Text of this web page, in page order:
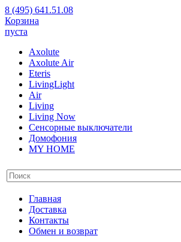
8 (495) 641.51.08
Корзина
пуста
Axolute
Axolute Air
Eteris
LivingLight
Air
Living
Living Now
Сенсорные выключатели
Домофония
MY HOME
Главная
Доставка
Контакты
Обмен и возврат